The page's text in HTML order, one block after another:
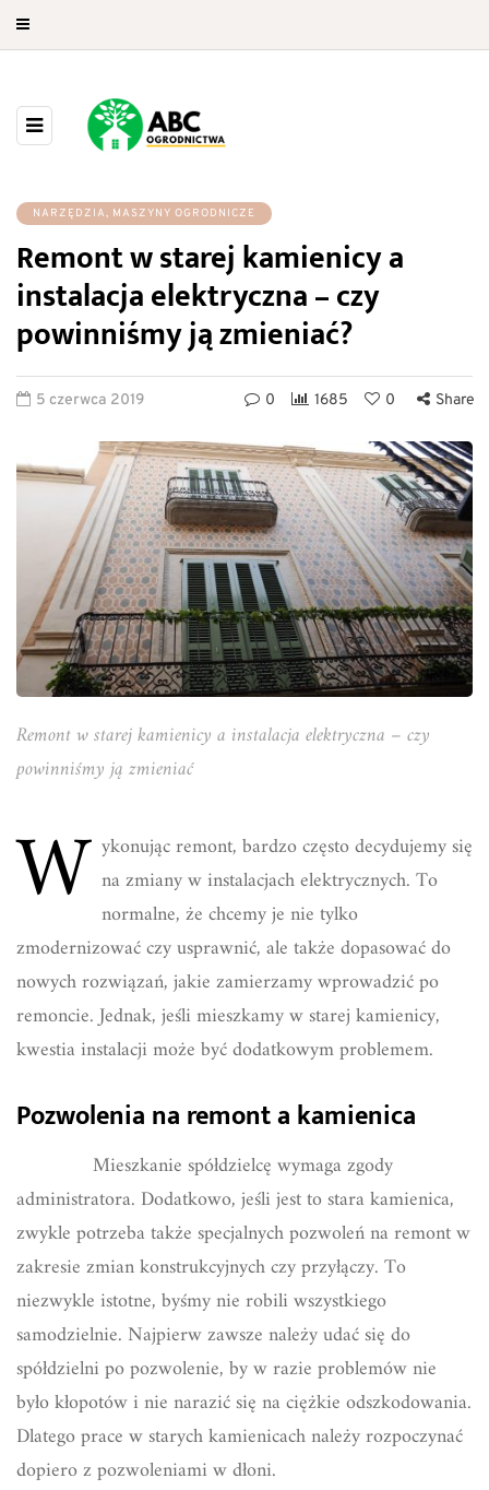
NARZĘDZIA, MASZYNY OGRODNICZE
Remont w starej kamienicy a
instalacja elektryczna – czy
powinniśmy ją zmieniać?
5 czerwca 2019 0 1685 0 Share
Remont w starej kamienicy a instalacja elektryczna – czy
powinniśmy ją zmieniać
W ykonując remont, bardzo często decydujemy się
na zmiany w instalacjach elektrycznych. To
normalne, że chcemy je nie tylko
zmodernizować czy usprawnić, ale także dopasować do
nowych rozwiązań, jakie zamierzamy wprowadzić po
remoncie. Jednak, jeśli mieszkamy w starej kamienicy,
kwestia instalacji może być dodatkowym problemem.
Pozwolenia na remont a kamienica
Mieszkanie spółdzielcę wymaga zgody
administratora. Dodatkowo, jeśli jest to stara kamienica,
zwykle potrzeba także specjalnych pozwoleń na remont w
zakresie zmian konstrukcyjnych czy przyłączy. To
niezwykle istotne, byśmy nie robili wszystkiego
samodzielnie. Najpierw zawsze należy udać się do
spółdzielni po pozwolenie, by w razie problemów nie
było kłopotów i nie narazić się na ciężkie odszkodowania.
Dlatego prace w starych kamienicach należy rozpoczynać
dopiero z pozwoleniami w dłoni.